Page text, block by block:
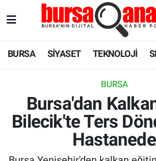
BURSA SİYASET TEKNOLOJİ
BURSA
Bursa'dan
Bilecik'te Ters
Hastanede
SPOR
Süper Lig Puan Durumu ve
Tüm Manşetler